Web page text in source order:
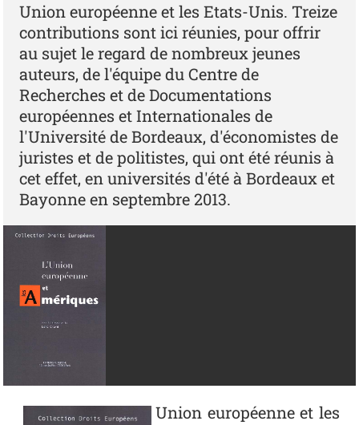
Union européenne et les Etats-Unis. Treize
contributions sont ici réunies, pour offrir
au sujet le regard de nombreux jeunes
auteurs, de l'équipe du Centre de
Recherches et de Documentations
européennes et Internationales de
l'Université de Bordeaux, d'économistes de
juristes et de politistes, qui ont été réunis à
cet effet, en universités d'été à Bordeaux et
Bayonne en septembre 2013.
Photo
Union européenne et les